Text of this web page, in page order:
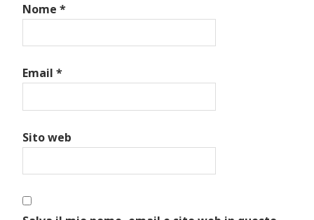
Nome *
Email *
Sito web